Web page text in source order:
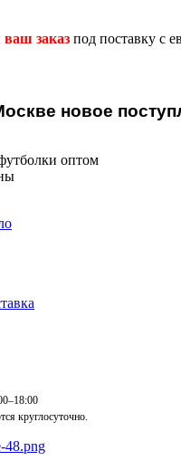
ваш заказ под поставку с
новое
оптом
круглосуточно.